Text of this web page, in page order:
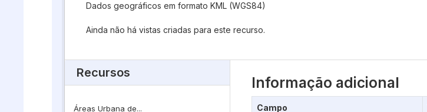
Dados geográficos em formato KML (WGS84)
Ainda não há vistas criadas para este recurso.
Recursos
Áreas Urbana de...
Informação adicional
Campo